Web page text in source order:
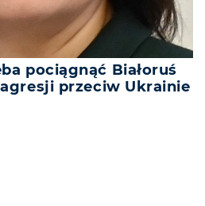
pociągnąć Białoruś
agresji przeciw Ukrainie